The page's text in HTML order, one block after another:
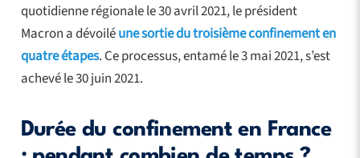
quotidienne régionale le 30 avril 2021, le président
Macron a dévoiléune sortie du troisième confinement en
quatre étapes. Ce processus, entamé le 3 mai 2021, s’est
achevé le 30 juin 2021.
Durée du confinement en France